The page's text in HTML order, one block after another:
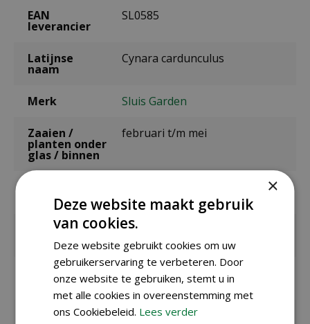
EAN
leverancier
SL0585
Latijnse
naam
Cynara cardunculus
Merk Sluis Garden
Zaaien /
planten onder
glas / binnen
februari t/m mei
oogsttijd
Zaaitemperat ca. 20°C
Kiemduur in
dagen
ca. 10 dagen
Inhoud 1 gram
×
Deze website maakt gebruik
van cookies.
Deze website gebruikt cookies om uw
gebruikerservaring te verbeteren. Door
onze website te gebruiken, stemt u in
met alle cookies in overeenstemming met
ons Cookiebeleid. Lees verder